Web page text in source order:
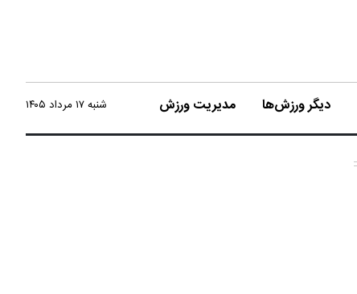
دیگر ورزش‌ها مدیریت ورزش شنبه ۱۷ مرداد ۱۴۰۵